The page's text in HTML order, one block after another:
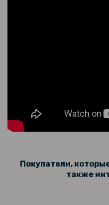
Покупатели,
также